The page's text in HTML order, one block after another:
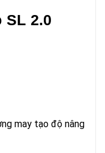
SL 2.0
may tạo độ nâng